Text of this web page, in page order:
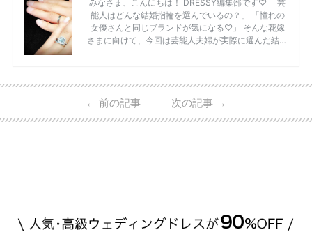
みなさま、こんにちは！ DRESSY編集部です♡ 「芸
能人はどんな結婚指輪を選んでいるの？」 「憧れの
女優さんと同じブランドが気になる♡」 そんな花嫁
さまに向けて、今回は芸能人夫婦が実際に選んだ結婚
ーウィンストンやカルティエ、ティファニーなど世界
日本で人気のブランドまで幅広くご紹介。 さらに、
・愛用している芸能人夫婦 ・リングの特徴や魅力 ・
← 前の記事 次の記事 →